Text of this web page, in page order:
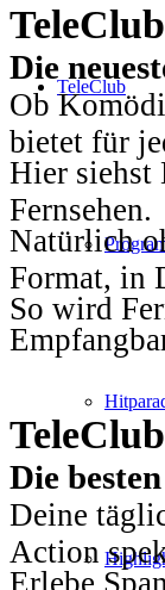
TeleClub
Die
Ob
bietet für
Hier siehst
Fernsehen.
Natürlich
Format, in
So wird
Die
Deine
Action
Erlebe